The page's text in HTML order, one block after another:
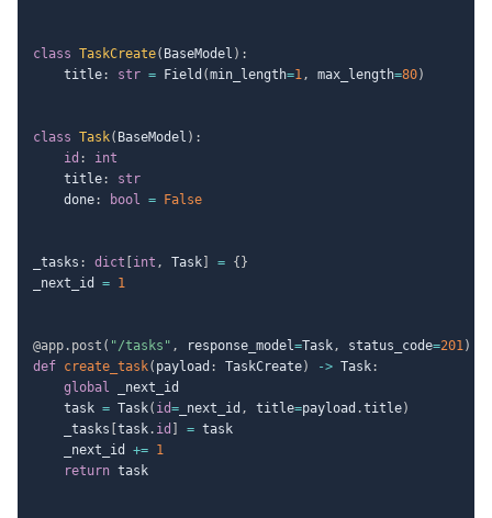
class TaskCreate( BaseModel ) :
    title
: str = Field (min_length=1, max_length=80)
class Task( BaseModel ) :
id :
int
    title
:
str
    done
: bool = False
_tasks : dict int , Task = { }
_next_id = 1
@app. post ( "/tasks" , response_model=Task, status_code=201)
def create_task( payload : TaskCreate) -> Task:
global _next_id
    task
= Task( id= _next_id , title=payload .title)
    _tasks
task. id = task
    _next_id
+= 1
return task